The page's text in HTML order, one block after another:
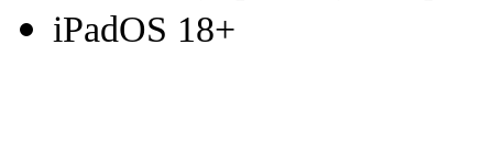
iPadOS 18+